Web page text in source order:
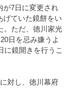
が7日に変更され
げていた鏡餅をい
。ただ、徳川家光
日を忌み嫌うよ
に鏡開きを行うこ
対し、徳川幕府